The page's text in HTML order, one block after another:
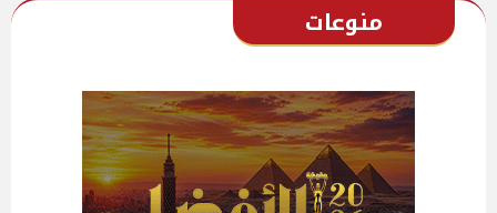
منوعات